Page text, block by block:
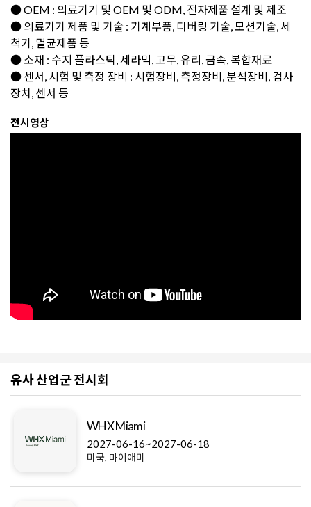
● OEM : 의료기기 및 OEM 및 ODM, 전자제품 설계 및 제조
● 의료기기 제품 및 기술 : 기계부품, 디버링 기술, 모션기술, 세
척기, 멸균제품 등
● 소재 : 수지 플라스틱, 세라믹, 고무, 유리, 금속, 복합재료
● 센서, 시험 및 측정 장비 : 시험장비, 측정장비, 분석장비, 검사
장치, 센서 등
전시영상
유사 산업군 전시회
2027-05-15~2027-05-16